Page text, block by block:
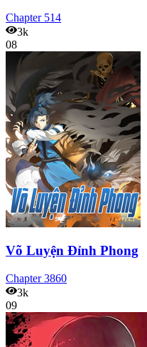
Chapter 514
3k
08
Võ Luyện Đỉnh Phong
Chapter3860
3k
09